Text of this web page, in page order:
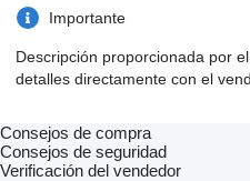
Svetelný senzor
Stop and Start systém
Parkovacia kamera
Bi-Xenónové svetlomety
El. otváranie kufra
Panoramatická strecha
Bluetooth
Pamäťové sedačky
Importante
Descripción proporcionada por
detalles directamente con el
Consejos de compra
Consejos de seguridad
Verificación del vendedor